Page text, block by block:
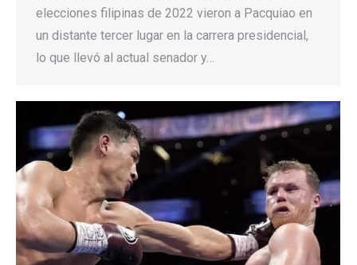
elecciones filipinas de 2022 vieron a Pacquiao en
un distante tercer lugar en la carrera presidencial,
lo que llevó al actual senador y…